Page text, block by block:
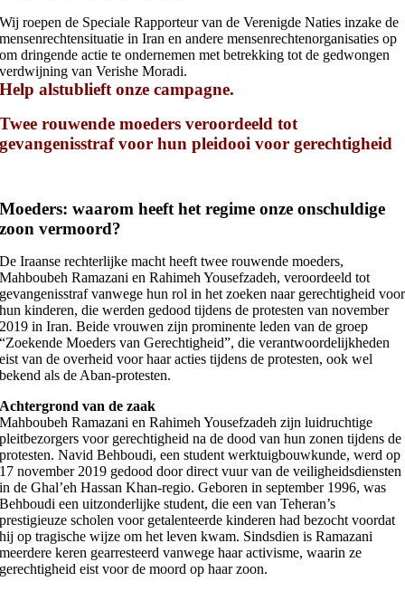
Wij roepen de Speciale Rapporteur van de Verenigde Naties inzake de
mensenrechtensituatie in Iran en andere mensenrechtenorganisaties op
om dringende actie te ondernemen met betrekking tot de gedwongen
verdwijning van Verishe Moradi.
Help alstublieft onze campagne.
Twee rouwende moeders veroordeeld tot
gevangenisstraf voor hun pleidooi voor gerechtigheid
Moeders: waarom heeft het regime onze onschuldige
zoon vermoord?
De Iraanse rechterlijke macht heeft twee rouwende moeders,
Mahboubeh Ramazani en Rahimeh Yousefzadeh, veroordeeld tot
gevangenisstraf vanwege hun rol in het zoeken naar gerechtigheid voor
hun kinderen, die werden gedood tijdens de protesten van november
2019 in Iran. Beide vrouwen zijn prominente leden van de groep
“Zoekende Moeders van Gerechtigheid”, die verantwoordelijkheden
eist van de overheid voor haar acties tijdens de protesten, ook wel
bekend als de Aban-protesten.
Achtergrond van de zaak
Mahboubeh Ramazani en Rahimeh Yousefzadeh zijn luidruchtige
pleitbezorgers voor gerechtigheid na de dood van hun zonen tijdens de
protesten. Navid Behboudi, een student werktuigbouwkunde, werd op
17 november 2019 gedood door direct vuur van de veiligheidsdiensten
in de Ghal’eh Hassan Khan-regio. Geboren in september 1996, was
Behboudi een uitzonderlijke student, die een van Teheran’s
prestigieuze scholen voor getalenteerde kinderen had bezocht voordat
hij op tragische wijze om het leven kwam. Sindsdien is Ramazani
meerdere keren gearresteerd vanwege haar activisme, waarin ze
gerechtigheid eist voor de moord op haar zoon.